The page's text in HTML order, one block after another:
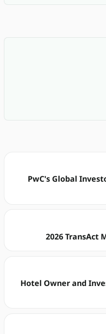
PwC's Global
Hotel Owner and